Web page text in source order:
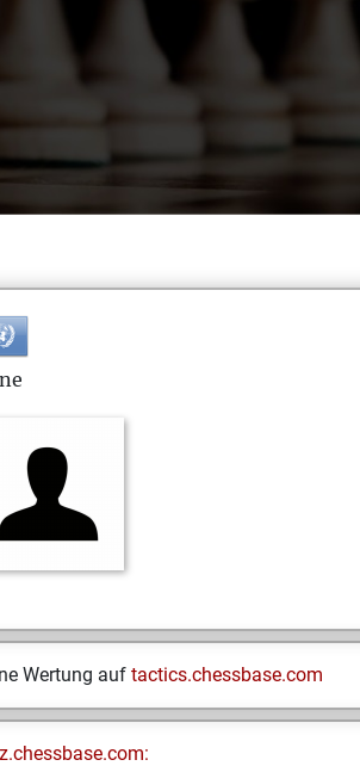
Wertung auf tactics.chessbase.com